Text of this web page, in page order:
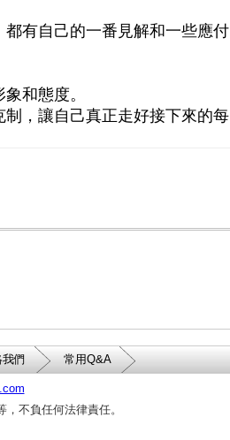
有自己的一番見解和一些應付
和態度。
，讓自己真正走好接下來的每
們 常用Q&A
不負任何法律責任。